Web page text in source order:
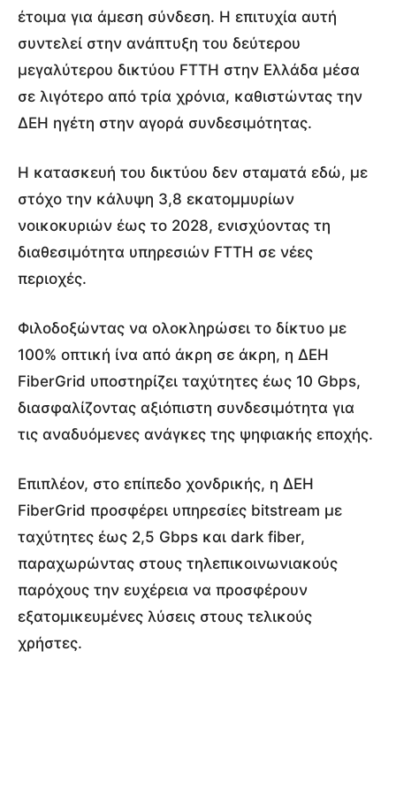
έτοιμα για άμεση σύνδεση. Η επιτυχία αυτή
συντελεί στην ανάπτυξη του δεύτερου
μεγαλύτερου δικτύου FTTH στην Ελλάδα μέσα
σε λιγότερο από τρία χρόνια, καθιστώντας την
ΔΕΗ ηγέτη στην αγορά συνδεσιμότητας.
Η κατασκευή του δικτύου δεν σταματά εδώ, με
στόχο την κάλυψη 3,8 εκατομμυρίων
νοικοκυριών έως το 2028, ενισχύοντας τη
διαθεσιμότητα υπηρεσιών FTTH σε νέες
περιοχές.
Φιλοδοξώντας να ολοκληρώσει το δίκτυο με
100% οπτική ίνα από άκρη σε άκρη, η ΔΕΗ
FiberGrid υποστηρίζει ταχύτητες έως 10 Gbps,
διασφαλίζοντας αξιόπιστη συνδεσιμότητα για
τις αναδυόμενες ανάγκες της ψηφιακής εποχής.
Επιπλέον, στο επίπεδο χονδρικής, η ΔΕΗ
FiberGrid προσφέρει υπηρεσίες bitstream με
ταχύτητες έως 2,5 Gbps και dark fiber,
παραχωρώντας στους τηλεπικοινωνιακούς
παρόχους την ευχέρεια να προσφέρουν
εξατομικευμένες λύσεις στους τελικούς
χρήστες.